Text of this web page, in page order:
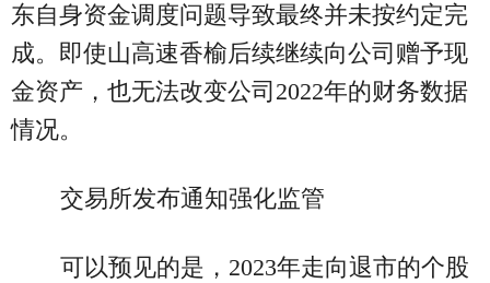
东自身资金调度问题导致最终并未按约定完
成。即使山高速香榆后续继续向公司赠予现
金资产，也无法改变公司2022年的财务数据
情况。
交易所发布通知强化监管
可以预见的是，2023年走向退市的个股